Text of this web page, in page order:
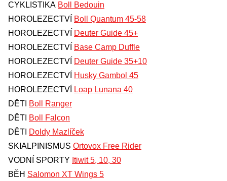
CYKLISTIKA Boll Bedouin
HOROLEZECTVÍ Boll Quantum 45-58
HOROLEZECTVÍ Deuter Guide 45+
HOROLEZECTVÍ Base Camp Duffle
HOROLEZECTVÍ Deuter Guide 35+10
HOROLEZECTVÍ Husky Gambol 45
HOROLEZECTVÍ
Loap Lunana 40
DĚTI Boll Ranger
DĚTI Boll Falcon
DĚTI Doldy Mazlíček
SKIALPINISMUS Ortovox Free Rider
VODNÍ SPORTY Itiwit 5, 10, 30
BĚH Salomon XT Wings 5